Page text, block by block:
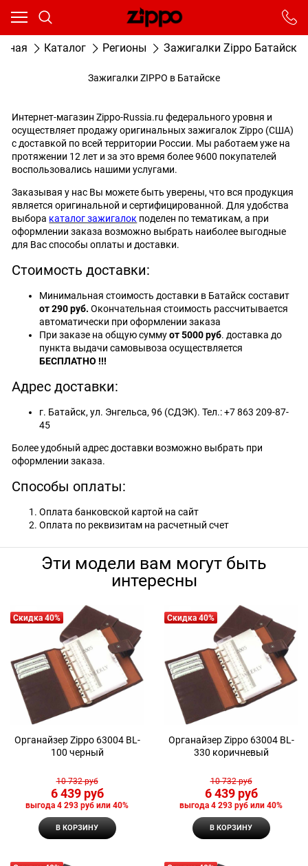
Каталог Регионы Зажигалки Zippo Батайск
Зажигалки ZIPPO в Батайске
Интернет-магазин Zippo-Russia.ru федерального уровня и
осуществляет продажу оригинальных зажигалок Zippo (США)
с доставкой по всей территории России. Мы работаем уже на
протяжении 12 лет и за это время более 9600 покупателей
воспользовались нашими услугами.
Заказывая у нас Вы можете быть уверены, что вся продукция
является оригинальной и сертифицированной. Для удобства
выбора каталог зажигалок поделен по тематикам, а при
оформлении заказа возможно выбрать наиболее выгодные
для Вас способы оплаты и доставки.
Стоимость доставки:
Минимальная стоимость доставки в Батайск составит
от 290 руб. Окончательная стоимость рассчитывается
автоматически при оформлении заказа
При заказе на общую суммуот 5000 руб. доставка до
пункта выдачи самовывоза осуществляется
БЕСПЛАТНО !!!
Адрес доставки:
г. Батайск, ул. Энгельса, 96 (СДЭК). Тел.: +7 863 209-87-
45
Более удобный адрес доставки возможно выбрать при
оформлении заказа.
Способы оплаты:
Оплата банковской картой на сайт
Оплата по реквизитам на расчетный счет
Эти модели вам могут быть
интересны
Скидка 40%
Органайзер Zippo 63004 BL-
100 черный
10 732 руб
6 439 руб
выгода 4 293 руб или 40%
В КОРЗИНУ
Скидка 40%
Органайзер Zippo 63004 BL-
330 коричневый
10 732 руб
6 439 руб
выгода 4 293 руб или 40%
В КОРЗИНУ
Ваш город - Москва,
От выбранного города зависят сроки доставки